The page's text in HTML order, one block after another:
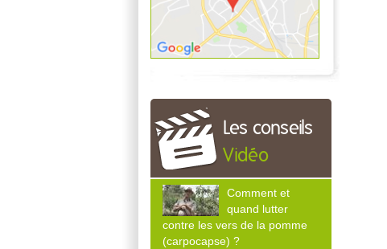
Les conseils
Vidéo
Comment et
quand lutter
contre les vers de la pomme
(carpocapse) ?